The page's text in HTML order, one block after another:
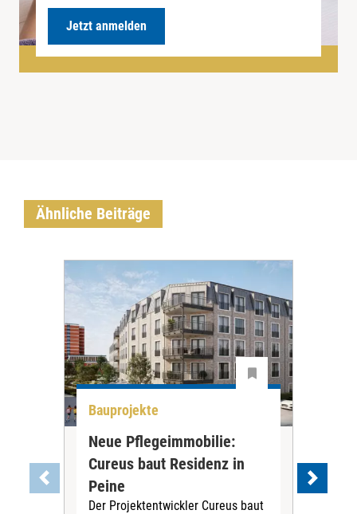
Jetzt anmelden
Ähnliche Beiträge
Bauprojekte
Neue Pflegeimmobilie:
Cureus baut Residenz in
Peine
Der Projektentwickler Cureus baut